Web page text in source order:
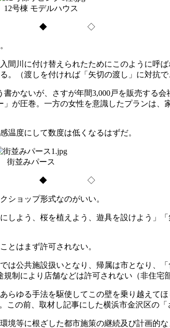
12号棟 モデルハウス
◆ ◇
川に付け替えられたためにこのように呼
。（渡しを付ければ「矢切の渡し」に対抗で
かないが、さすが年間3,000戸を販売する
が圧巻。一方の女性を意識したプランは、
度にして数度は低くなるはずだ。
街並みパース
◆ ◇
ショップ形式なのがいい。
よう、桜を植えよう、遊具を設けよう」
とはまず許可されない。
公共施設扱いとなり、帰属は市となり、
制により店舗などは許可されない（非住宅
ゆる手法を駆使してこの壁を乗り越えて
この前、取材し記事にした横浜市金沢区の
等に根ざした都市施策の継続及び計画的